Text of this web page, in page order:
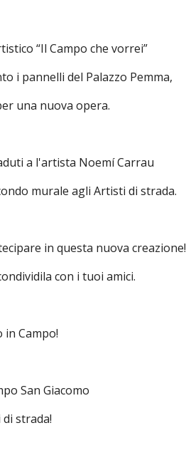
“Il Campo che vorrei”
i pannelli del Palazzo Pemma,
una nuova opera.
a l'artista Noemí Carrau
murale agli Artisti di strada.
in questa nuova creazione!
con i tuoi amici.
in Campo!
San Giacomo
di strada!